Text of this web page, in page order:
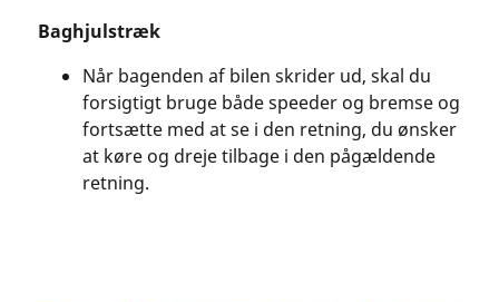
Baghjulstræk
Når bagenden af bilen skrider ud, skal du
forsigtigt bruge både speeder og bremse og
fortsætte med at se i den retning, du ønsker
at køre og dreje tilbage i den pågældende
retning.